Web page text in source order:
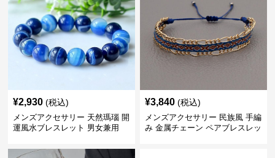
¥2,930 (税込)
メンズアクセサリー 天然瑪瑙 開
運風水ブレスレット 男女兼用
¥3,840 (税込)
メンズアクセサリー 民族風 手編
み 金属チェーン ペアブレスレッ